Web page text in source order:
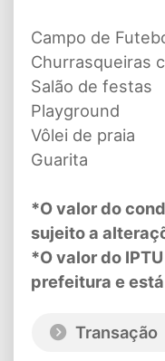
Campo de
Churrasqueiras
Salão de festas
Playground
Vôlei de praia
Guarita
*O valor do
sujeito a
*O valor do
prefeitura e
Transação